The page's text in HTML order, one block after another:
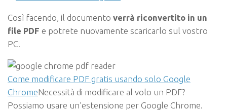
Così facendo, il documento verrà riconvertito in un
file PDF e potrete nuovamente scaricarlo sul vostro
PC!
Come modificare PDF gratis usando solo Google
ChromeNecessità di modificare al volo un PDF?
Possiamo usare un’estensione per Google Chrome.